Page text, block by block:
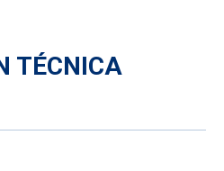
TÉCNICA